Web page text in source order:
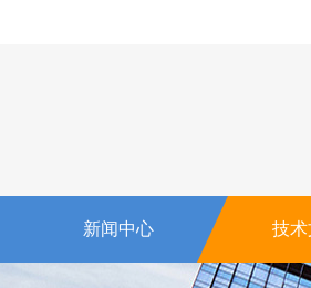
新闻中心 技